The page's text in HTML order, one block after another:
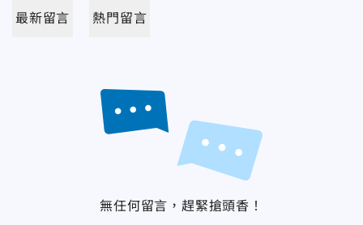
最新留言 熱門留言
無任何留言，趕緊搶頭香！